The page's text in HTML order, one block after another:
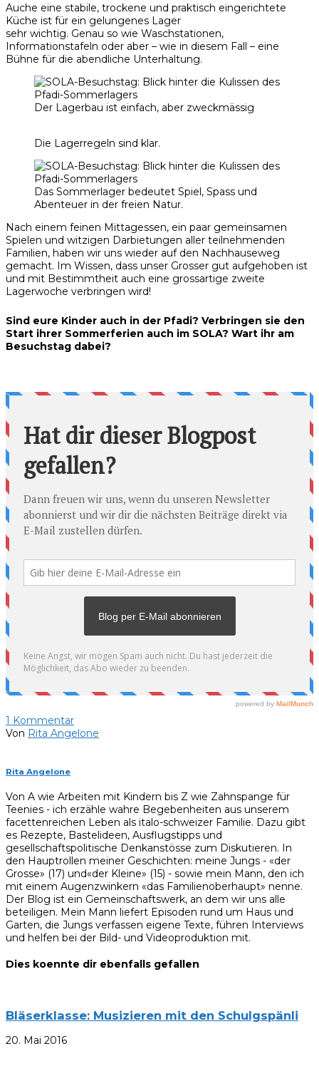
Auche eine stabile, trockene und praktisch eingerichtete
Küche ist für ein gelungenes Lager
sehr wichtig. Genau so wie Waschstationen,
Informationstafeln oder aber – wie in diesem Fall – eine
Bühne für die abendliche Unterhaltung.
Der Lagerbau ist einfach, aber zweckmässig
Die Lagerregeln sind klar.
Das Sommerlager bedeutet Spiel, Spass und
Abenteuer in der freien Natur.
Nach einem feinen Mittagessen, ein paar gemeinsamen
Spielen und witzigen Darbietungen aller teilnehmenden
Familien, haben wir uns wieder auf den Nachhauseweg
gemacht. Im Wissen, dass unser Grosser gut aufgehoben ist
und mit Bestimmtheit auch eine grossartige zweite
Lagerwoche verbringen wird!
Sind eure Kinder auch in der Pfadi? Verbringen sie den
Start ihrer Sommerferien auch im SOLA? Wart ihr am
Besuchstag dabei?
1 Kommentar
Von Rita Angelone
Rita Angelone
Von A wie Arbeiten mit Kindern bis Z wie Zahnspange für
Teenies - ich erzähle wahre Begebenheiten aus unserem
facettenreichen Leben als italo-schweizer Familie. Dazu gibt
es Rezepte, Bastelideen, Ausflugstipps und
gesellschaftspolitische Denkanstösse zum Diskutieren. In
den Hauptrollen meiner Geschichten: meine Jungs - «der
Grosse» (17) und«der Kleine» (15) - sowie mein Mann, den ich
mit einem Augenzwinkern «das Familienoberhaupt» nenne.
Der Blog ist ein Gemeinschaftswerk, an dem wir uns alle
beteiligen. Mein Mann liefert Episoden rund um Haus und
Garten, die Jungs verfassen eigene Texte, führen Interviews
und helfen bei der Bild- und Videoproduktion mit.
Dies koennte dir ebenfalls gefallen
Bläserklasse: Musizieren mit den Schulgspänli
20. Mai 2016